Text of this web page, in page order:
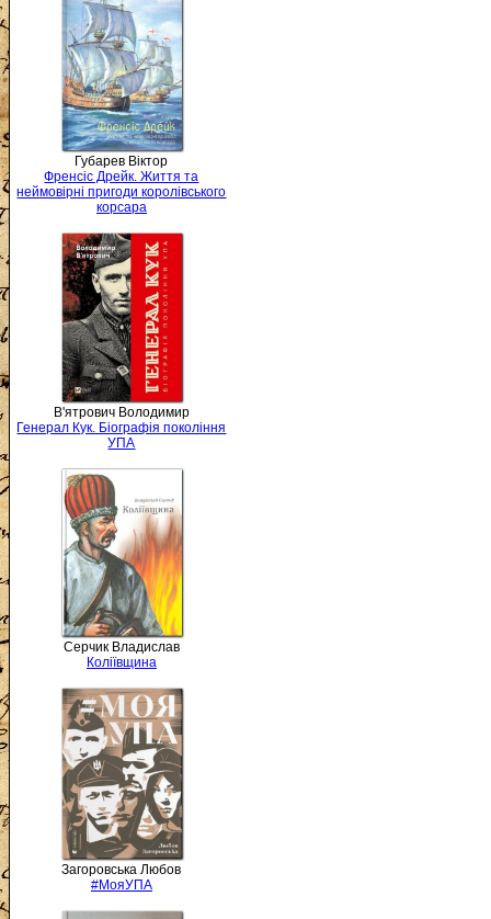
Губарев Віктор
Френсіс Дрейк. Життя та
неймовірні пригоди королівського
корсара
В'ятрович Володимир
Генерал Кук. Біографія покоління
УПА
Серчик Владислав
Коліївщина
Загоровська Любов
#МояУПА